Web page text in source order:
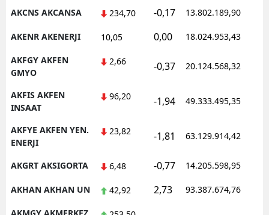
AKCNS AKCANSA 234,70 -0,17 13.802.189,90
AKENR AKENERJI 10,05 0,00 18.024.953,43
AKFGY AKFEN
GMYO
2,66 -0,37 20.124.568,32
AKFIS AKFEN
INSAAT
96,20 -1,94 49.333.495,35
AKFYE AKFEN YEN.
ENERJI
23,82 -1,81 63.129.914,42
AKGRT AKSIGORTA 6,48 -0,77 14.205.598,95
AKHAN AKHAN UN 42,92 2,73 93.387.674,76